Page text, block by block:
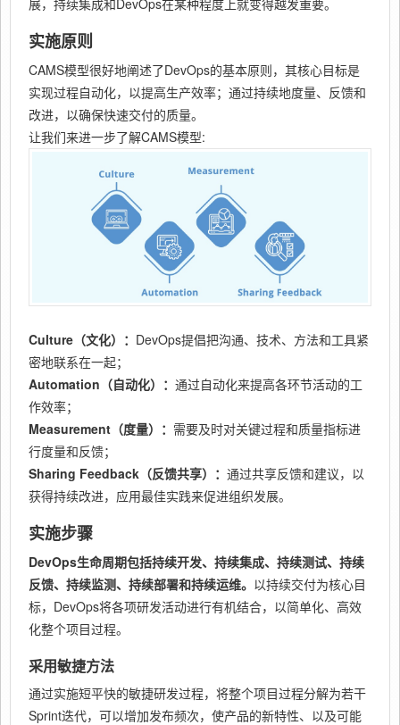
实施原则
CAMS模型很好地阐述了DevOps的基本原则，其核心目标是
实现过程自动化，以提高生产效率；通过持续地度量、反馈和
改进，以确保快速交付的质量。
让我们来进一步了解CAMS模型:
Culture（文化）： DevOps提倡把沟通、技术、方法和工具紧
密地联系在一起；
Automation（自动化）： 通过自动化来提高各环节活动的工
作效率；
Measurement（度量）： 需要及时对关键过程和质量指标进
行度量和反馈；
Sharing Feedback（反馈共享）： 通过共享反馈和建议，以
获得持续改进，应用最佳实践来促进组织发展。
实施步骤
DevOps生命周期包括持续开发、持续集成、持续测试、持续
反馈、持续监测、持续部署和持续运维。 以持续交付为核心目
标，DevOps将各项研发活动进行有机结合，以简单化、高效
化整个项目过程。
采用敏捷方法
通过实施短平快的敏捷研发过程，将整个项目过程分解为若干
Sprint迭代，可以增加发布频次，使产品的新特性、以及可能